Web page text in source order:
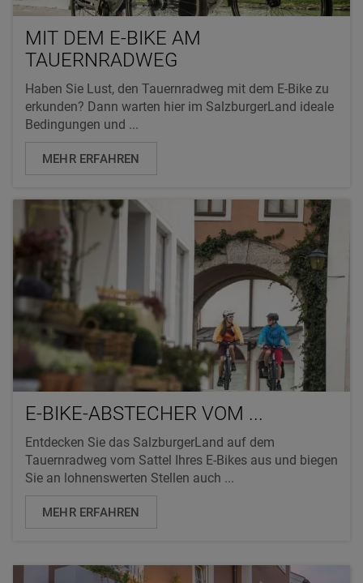
MIT DEM E-BIKE AM
TAUERNRADWEG
Haben Sie Lust, den Tauernradweg mit dem E-Bike zu
erkunden? Dann warten hier im SalzburgerLand ideale
Bedingungen und ...
MEHR ERFAHREN
E-BIKE-ABSTECHER VOM ...
Entdecken Sie das SalzburgerLand auf dem
Tauernradweg vom Sattel Ihres E-Bikes aus und biegen
Sie an lohnenswerten Stellen auch ...
MEHR ERFAHREN